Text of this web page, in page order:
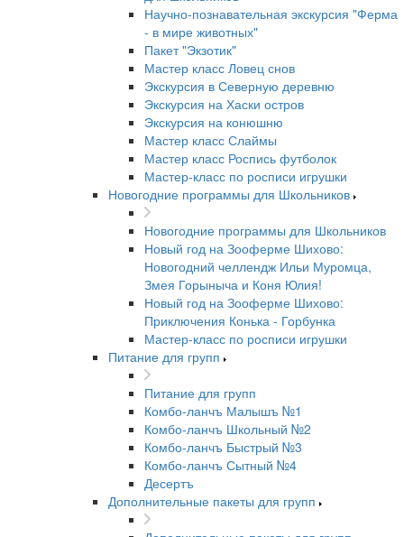
Научно-познавательная экскурсия "Ферма
- в мире животных"
Пакет "Экзотик"
Мастер класс Ловец снов
Экскурсия в Северную деревню
Экскурсия на Хаски остров
Экскурсия на конюшню
Мастер класс Слаймы
Мастер класс Роспись футболок
Мастер-класс по росписи игрушки
Новогодние программы для Школьников
Новогодние программы для Школьников
Новый год на Зооферме Шихово:
Новогодний челлендж Ильи Муромца,
Змея Горыныча и Коня Юлия!
Новый год на Зооферме Шихово:
Приключения Конька - Горбунка
Мастер-класс по росписи игрушки
Питание для групп
Питание для групп
Комбо-ланчъ Малышъ №1
Комбо-ланчъ Школьный №2
Комбо-ланчъ Быстрый №3
Комбо-ланчъ Сытный №4
Десертъ
Дополнительные пакеты для групп